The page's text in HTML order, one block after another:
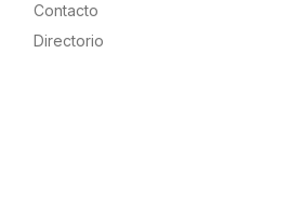
Contacto
Directorio